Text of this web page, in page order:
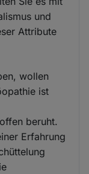
und
Attribute
wollen
ist
beruht.
Erfahrung